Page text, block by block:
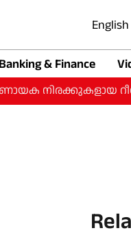
English
Banking & Finance
നിരക്കുകളായ